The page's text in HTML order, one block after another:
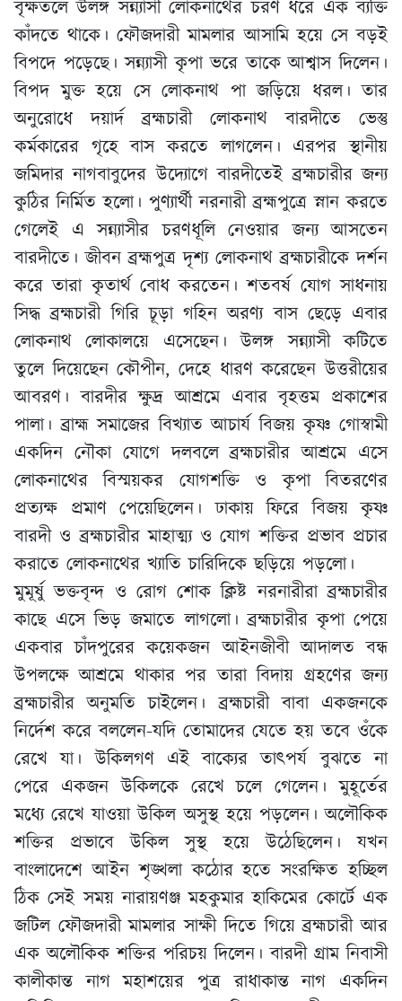
বৃক্ষতলে উলঙ্গ সন্ন্যাসী লোকনাথের চরণ ধরে এক ব্যক্তি
কাঁদতে থাকে। ফৌজদারী মামলার আসামি হয়ে সে বড়ই
বিপদে পড়েছে। সন্ন্যাসী কৃপা ভরে তাকে আশ্বাস দিলেন।
বিপদ মুক্ত হয়ে সে লোকনাথ পা জড়িয়ে ধরল। তার
অনুরোধে দয়ার্দ ব্রহ্মচারী লোকনাথ বারদীতে ভেস্তু
কর্মকারের গৃহে বাস করতে লাগলেন। এরপর স্থানীয়
জমিদার নাগবাবুদের উদ্যোগে বারদীতেই ব্রহ্মচারীর জন্য
কুঠির নির্মিত হলো। পুণ্যার্থী নরনারী ব্রহ্মপুত্রে স্নান করতে
গেলেই এ সন্ন্যাসীর চরণধূলি নেওয়ার জন্য আসতেন
বারদীতে। জীবন ব্রহ্মপুত্র দৃশ্য লোকনাথ ব্রহ্মচারীকে দর্শন
করে তারা কৃতার্থ বোধ করতেন। শতবর্ষ যোগ সাধনায়
সিদ্ধ ব্রহ্মচারী গিরি চূড়া গহিন অরণ্য বাস ছেড়ে এবার
লোকনাথ লোকালয়ে এসেছেন। উলঙ্গ সন্ন্যাসী কটিতে
তুলে দিয়েছেন কৌপীন, দেহে ধারণ করেছেন উত্তরীয়ের
আবরণ। বারদীর ক্ষুদ্র আশ্রমে এবার বৃহত্তম প্রকাশের
পালা। ব্রাহ্ম সমাজের বিখ্যাত আচার্য বিজয় কৃষ্ণ গোস্বামী
একদিন নৌকা যোগে দলবলে ব্রহ্মচারীর আশ্রমে এসে
লোকনাথের বিস্ময়কর যোগশক্তি ও কৃপা বিতরণের
প্রত্যক্ষ প্রমাণ পেয়েছিলেন। ঢাকায় ফিরে বিজয় কৃষ্ণ
বারদী ও ব্রহ্মচারীর মাহাত্ম্য ও যোগ শক্তির প্রভাব প্রচার
করাতে লোকনাথের খ্যাতি চারিদিকে ছড়িয়ে পড়লো।
মুমূর্ষু ভক্তবৃন্দ ও রোগ শোক ক্লিষ্ট নরনারীরা ব্রহ্মচারীর
কাছে এসে ভিড় জমাতে লাগলো। ব্রহ্মচারীর কৃপা পেয়ে
একবার চাঁদপুরের কয়েকজন আইনজীবী আদালত বন্ধ
উপলক্ষে আশ্রমে থাকার পর তারা বিদায় গ্রহণের জন্য
ব্রহ্মচারীর অনুমতি চাইলেন। ব্রহ্মচারী বাবা একজনকে
নির্দেশ করে বললেন-যদি তোমাদের যেতে হয় তবে ওঁকে
রেখে যা। উকিলগণ এই বাক্যের তাৎপর্য বুঝতে না
পেরে একজন উকিলকে রেখে চলে গেলেন। মুহূর্তের
মধ্যে রেখে যাওয়া উকিল অসুস্থ হয়ে পড়লেন। অলৌকিক
শক্তির প্রভাবে উকিল সুস্থ হয়ে উঠেছিলেন। যখন
বাংলাদেশে আইন শৃঙ্খলা কঠোর হতে সংরক্ষিত হচ্ছিল
ঠিক সেই সময় নারায়ণঞ্জ মহকুমার হাকিমের কোর্টে এক
জটিল ফৌজদারী মামলার সাক্ষী দিতে গিয়ে ব্রহ্মচারী আর
এক অলৌকিক শক্তির পরিচয় দিলেন। বারদী গ্রাম নিবাসী
কালীকান্ত নাগ মহাশয়ের পুত্র রাধাকান্ত নাগ একদিন